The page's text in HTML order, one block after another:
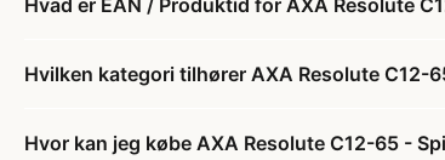
Hvad er EAN / Produktid for AXA Resolute
Hvilken kategori tilhører AXA Resolute C12-
Hvor kan jeg købe AXA Resolute C12-65 -